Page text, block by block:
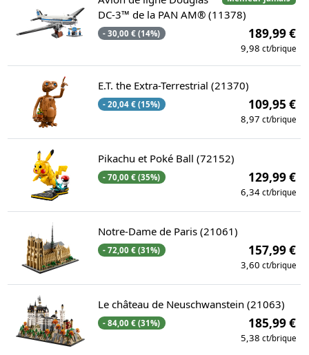
DC-3™ de la PAN AM® (11378)
- 30,00 € (14%) 189,99 €
9,98 ct/brique
E.T. the Extra-Terrestrial (21370)
- 20,04 € (15%) 109,95 €
8,97 ct/brique
Pikachu et Poké Ball (72152)
- 70,00 € (35%) 129,99 €
6,34 ct/brique
Notre-Dame de Paris (21061)
- 72,00 € (31%) 157,99 €
3,60 ct/brique
Le château de Neuschwanstein (21063)
- 84,00 € (31%) 185,99 €
5,38 ct/brique